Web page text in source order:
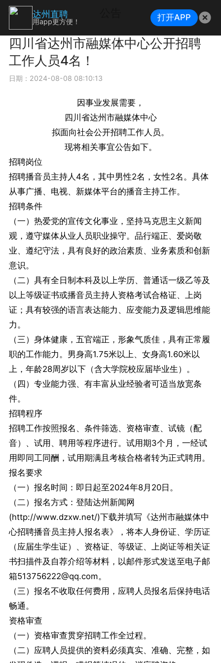
四川省达州市融媒体中心公开招聘
工作人员4名！
日期：2024-08-08 08:10:13
因事业发展需要，
四川省达州市融媒体中心
拟面向社会公开招聘工作人员。
现将相关事宜公告如下。
招聘岗位
招聘播音员主持人4名，其中男性2名，女性2名。具体
从事广播、电视、新媒体平台的播音主持工作。
招聘条件
（一）热爱党的宣传文化事业，坚持马克思主义新闻
观，遵守媒体从业人员职业操守。品行端正、爱岗敬
业、遵纪守法，具有良好的政治素质、业务素质和创新
意识。
（二）具有全日制本科及以上学历、普通话一级乙等及
以上等级证书或播音员主持人资格考试合格证、上岗
证；具有较强的语言表达能力、应变能力及逻辑思维能
力。
（三）身体健康，五官端正，形象气质佳，具有正常履
职的工作能力。男身高1.75米以上、女身高1.60米以
上，年龄28周岁以下（含大学院校应届毕业生）。
（四）专业能力强、有丰富从业经验者可适当放宽条
件。
招聘程序
招聘工作按照报名、条件筛选、资格审查、试镜（配
音）、试用、聘用等程序进行。试用期3个月，一经试
用即同工同酬，试用期满且考核合格者转为正式聘用。
报名要求
（一）报名时间：即日起至2024年8月20日。
（二）报名方式：登陆达州新闻网
(http://www.dzxw.net/)下载并填写《达州市融媒体中
心招聘播音员主持人报名表》，将本人身份证、学历证
（应届生学生证）、资格证、等级证、上岗证等相关证
书扫描件及自荐介绍等材料，以邮件形式发送至电子邮
箱513756222@qq.com。
（三）报名不收取任何费用，应聘人员报名后保持电话
畅通。
资格审查
（一）资格审查贯穿招聘工作全过程。
（二）应聘人员提供的资料必须真实、准确、完整，如
达州直聘
用app更方便！ 打开APP